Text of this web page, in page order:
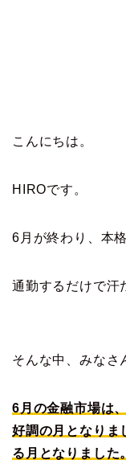
こんにちは。
HIROです。
6月が終わり、本
通勤するだけで汗
そんな中、みなさ
6月の金融市場は
好調の月となりま
る月となりました。